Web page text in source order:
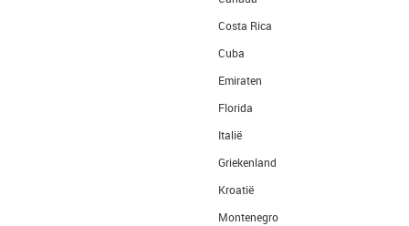
Costa Rica
Cuba
Emiraten
Florida
Italië
Griekenland
Kroatië
Montenegro